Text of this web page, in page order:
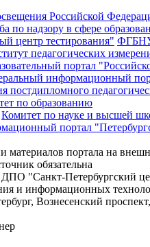
Российской
по надзору в сфере
центр тестирования"
педагогических
портал
информационный
постдипломного
по образованию
Комитет по науке и высшей
портал
материалов портала на
обязательна
"Санкт-Петербургский
и информационных
Вознесенский